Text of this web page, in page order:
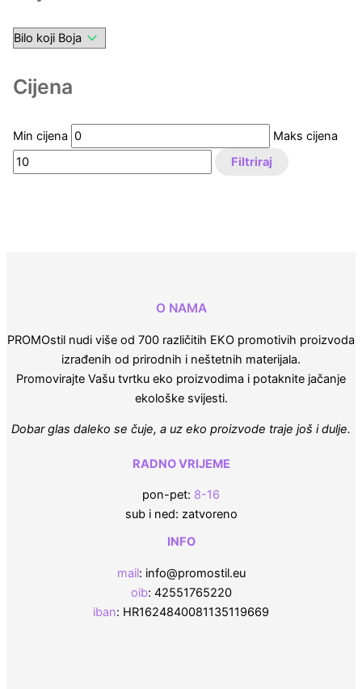
Cijena
Min cijena
Maks cijena
Filtriraj
O NAMA
PROMOstil nudi više od 700 različitih EKO promotivih proizvoda
izrađenih od prirodnih i neštetnih materijala.
Promovirajte Vašu tvrtku eko proizvodima i potaknite jačanje
ekološke svijesti.
Dobar glas daleko se čuje, a uz eko proizvode traje još i dulje.
RADNO VRIJEME
pon-pet: 8-16
sub i ned: zatvoreno
INFO
mail: info@promostil.eu
oib: 42551765220
iban: HR1624840081135119669